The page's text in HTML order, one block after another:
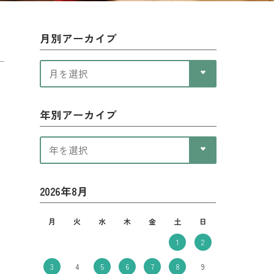
月別アーカイブ
年別アーカイブ
2026年8月
月 火 水 木 金 土
日
1
2
3 4 5 6 7 8 9